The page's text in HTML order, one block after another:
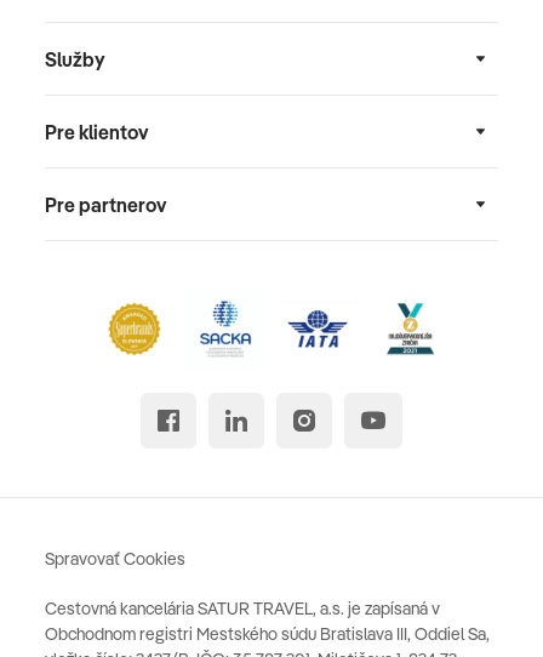
Služby
Pre klientov
Pre partnerov
Cestovná kancelária SATUR TRAVEL, a.s. je zapísaná v
Obchodnom registri Mestského súdu Bratislava III, Oddiel Sa,
Spravovať Cookies